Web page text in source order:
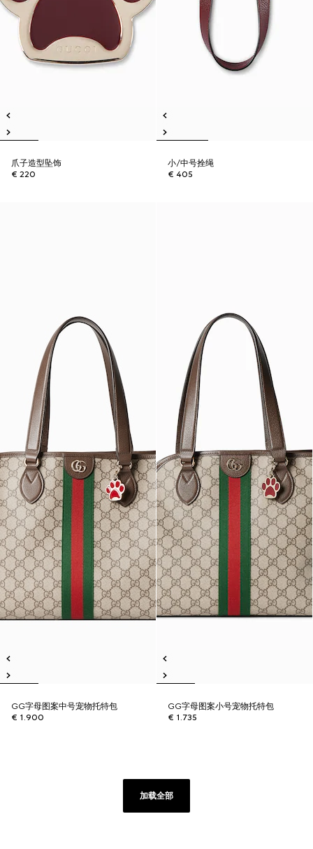
爪子造型坠饰
€ 220
小/中号拴绳
€ 405
GG字母图案中号宠物托特包
€ 1.900
GG字母图案小号宠物托特包
€ 1.735
加载全部